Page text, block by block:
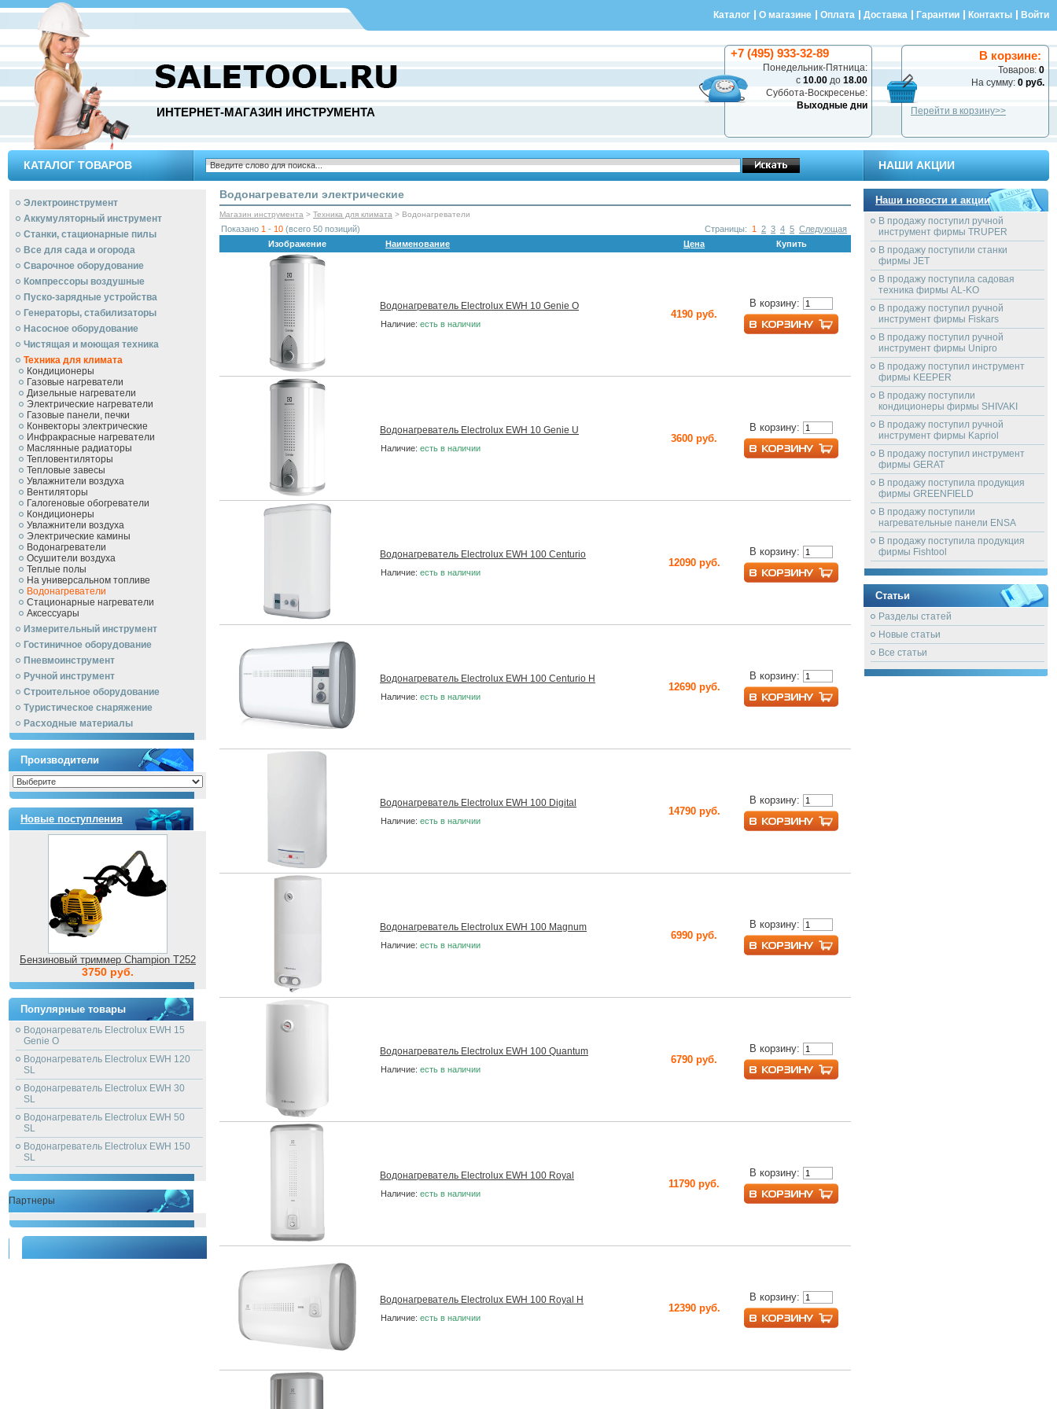
Каталог О магазине Оплата Доставка Гарантии Контакты Войти
ИНТЕРНЕТ-МАГАЗИН ИНСТРУМЕНТА
В корзине:
Товаров: 0
На сумму: 0 руб.
Перейти в корзину>>
+7 (495) 933-32-89
Понедельник-Пятница:
с 10.00 до 18.00
Суббота-Воскресенье:
Выходные дни
КАТАЛОГ ТОВАРОВ НАШИ АКЦИИ
Электроинструмент
Аккумуляторный инструмент
Станки, стационарные пилы
Все для сада и огорода
Сварочное оборудование
Компрессоры воздушные
Пуско-зарядные устройства
Генераторы, стабилизаторы
Насосное оборудование
Чистящая и моющая техника
Техника для климата
Кондиционеры
Газовые нагреватели
Дизельные нагреватели
Электрические нагреватели
Газовые панели, печки
Конвекторы электрические
Инфракрасные нагреватели
Маслянные радиаторы
Тепловентиляторы
Тепловые завесы
Увлажнители воздуха
Вентиляторы
Галогеновые обогреватели
Кондиционеры
Увлажнители воздуха
Электрические камины
Водонагреватели
Осушители воздуха
Теплые полы
На универсальном топливе
Водонагреватели
Стационарные нагреватели
Аксессуары
Измерительный инструмент
Гостиничное оборудование
Пневмоинструмент
Ручной инcтрумент
Строительное оборудование
Туристическое снаряжение
Расходные материалы
Производители
Новые поступления
Бензиновый триммер Champion T252
3750 руб.
Популярные товары
Водонагреватель Electrolux EWH 15
Genie O
Водонагреватель Electrolux EWH 120
SL
Водонагреватель Electrolux EWH 30
SL
Водонагреватель Electrolux EWH 50
SL
Водонагреватель Electrolux EWH 150
SL
Партнеры
Водонагреватели электрические
Магазин инструмента > Техника для климата > Водонагреватели
Показано 1 - 10 (всего 50 позиций) Страницы: 1 2 3 4 5 Следующая
Изображение
Наименование Цена Купить
Водонагреватель Electrolux EWH 10 Genie O
Наличие: есть в наличии
4190 руб.
В корзину:
Водонагреватель Electrolux EWH 10 Genie U
Наличие: есть в наличии
3600 руб.
В корзину:
Водонагреватель Electrolux EWH 100 Centurio
Наличие: есть в наличии
12090 руб.
В корзину:
Водонагреватель Electrolux EWH 100 Centurio H
Наличие: есть в наличии
12690 руб.
В корзину:
Водонагреватель Electrolux EWH 100 Digital
Наличие: есть в наличии
14790 руб.
В корзину:
Водонагреватель Electrolux EWH 100 Magnum
Наличие: есть в наличии
6990 руб.
В корзину:
Водонагреватель Electrolux EWH 100 Quantum
Наличие: есть в наличии
6790 руб.
В корзину:
Водонагреватель Electrolux EWH 100 Royal
Наличие: есть в наличии
11790 руб.
В корзину:
Водонагреватель Electrolux EWH 100 Royal H
Наличие: есть в наличии
12390 руб.
В корзину:
Наши новости и акции
В продажу поступил ручной
инструмент фирмы TRUPER
В продажу поступили станки
фирмы JET
В продажу поступила садовая
техника фирмы AL-KO
В продажу поступил ручной
инструмент фирмы Fiskars
В продажу поступил ручной
инструмент фирмы Unipro
В продажу поступил инструмент
фирмы KEEPER
В продажу поступили
кондиционеры фирмы SHIVAKI
В продажу поступил ручной
инструмент фирмы Kapriol
В продажу поступил инструмент
фирмы GERAT
В продажу поступила продукция
фирмы GREENFIELD
В продажу поступили
нагревательные панели ENSA
В продажу поступила продукция
фирмы Fishtool
Статьи
Разделы статей
Новые статьи
Все статьи